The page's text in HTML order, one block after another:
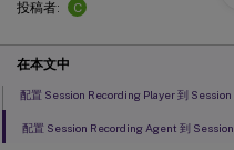
投稿者:
C
在本文中
配置 Session Recording Player 到
配置 Session Recording Agent 到